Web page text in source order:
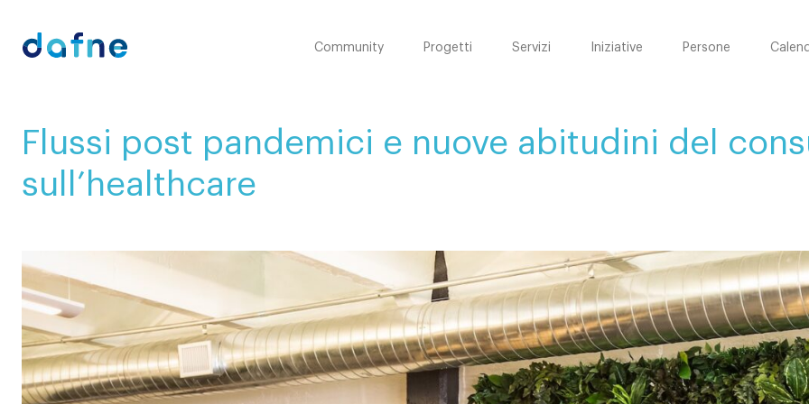
Consorzio Dafne Community Progetti Servizi Iniziative Persone
Flussi post pandemici e nuove abitudini del
sull’healthcare